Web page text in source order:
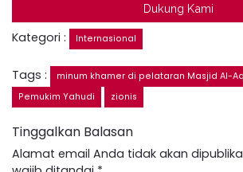
Dukung Kami
Kategori : Internasional
Tags :
minum khamer di pelataran Masjid Al-
Pemukim Yahudi
zionis
Tinggalkan Balasan
Alamat email Anda tidak akan